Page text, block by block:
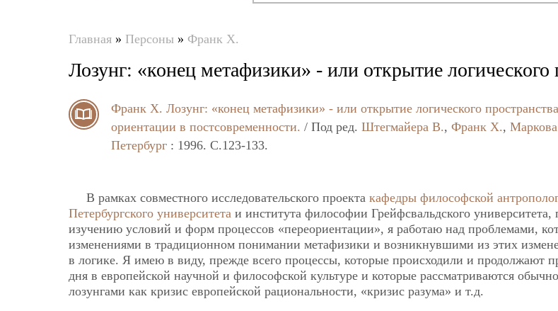
здесь
Главная » Персоны » Франк Х.
Лозунг: «конец метафизики» - или открытие логического
Франк Х. Лозунг: «конец метафизики» - или открытие логического пространства
ориентации в постсовременности. / Под ред. Штегмайера В., Франк Х.,
Петербург : 1996. C.123-133.
В рамках совместного исследовательского проекта кафедры философской
Петербургского университета и института философии Грейфсвальдского университета,
изучению условий и форм процессов «переориентации», я работаю над проблемами,
изменениями в традиционном понимании метафизики и возникнувшими из этих
в логике. Я имею в виду, прежде всего процессы, которые происходили и продолжают
дня в европейской научной и философской культуре и которые рассматриваются
лозунгами как кризис европейской рациональности, «кризис разума» и т.д.